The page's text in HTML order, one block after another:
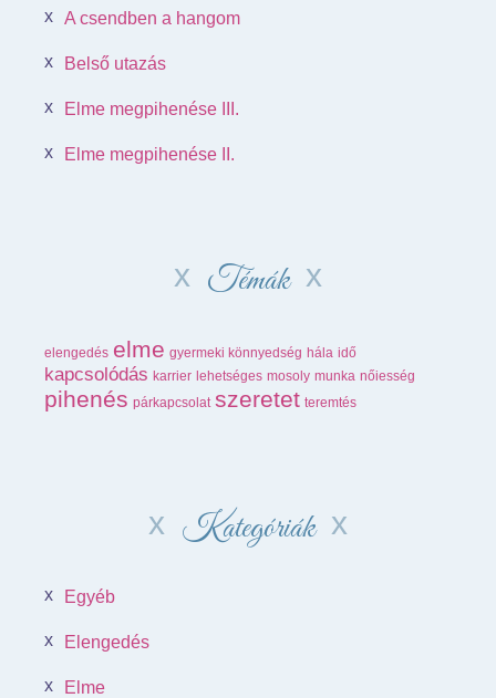
A csendben a hangom
Belső utazás
Elme megpihenése III.
Elme megpihenése II.
Témák
elengedés elme gyermeki könnyedség hála idő
kapcsolódás karrier lehetséges mosoly munka nőiesség
pihenés párkapcsolat szeretet teremtés
Kategóriák
Egyéb
Elengedés
Elme